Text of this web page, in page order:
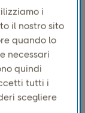
crescere in
sono in
i
il nostro sito
quando lo
necessari
quindi
tutti i
scegliere